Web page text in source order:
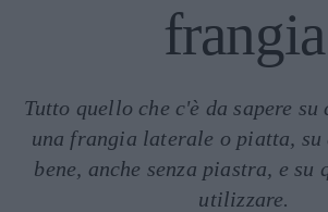
frangia
Tutto quello che c'è da sapere su
una frangia laterale o piatta,
bene, anche senza piastra, e su
utilizzare.